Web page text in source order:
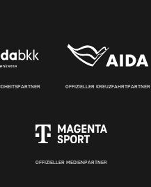
OFFIZIELLER KREUZFAHRTPARTNER
OFFIZIELLER MEDIENPARTNER